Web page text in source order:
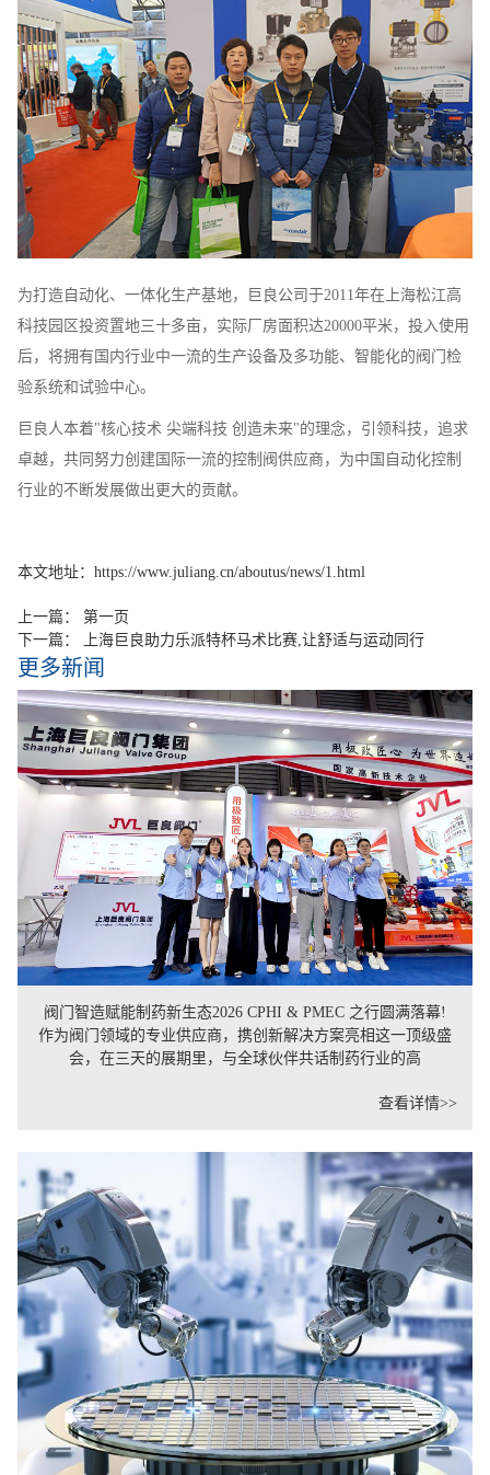
为打造自动化、一体化生产基地，巨良公司于2011年在上海松江高
科技园区投资置地三十多亩，实际厂房面积达20000平米，投入使用
后，将拥有国内行业中一流的生产设备及多功能、智能化的阀门检
验系统和试验中心。
巨良人本着"核心技术 尖端科技 创造未来"的理念，引领科技，追求
卓越，共同努力创建国际一流的控制阀供应商，为中国自动化控制
行业的不断发展做出更大的贡献。
本文地址：https://www.juliang.cn/aboutus/news/1.html
上一篇： 第一页
下一篇：
上海巨良助力乐派特杯马术比赛,让舒适与运动同行
更多新闻
阀门智造赋能制药新生态2026 CPHI & PMEC 之行圆满落幕!
作为阀门领域的专业供应商，携创新解决方案亮相这一顶级盛
会，在三天的展期里，与全球伙伴共话制药行业的高
查看详情>>